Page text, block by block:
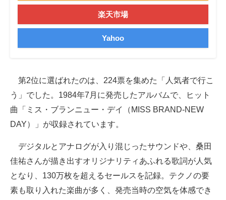
楽天市場
Yahoo
第2位に選ばれたのは、224票を集めた「人気者で行こ
う」でした。1984年7月に発売したアルバムで、ヒット
曲「ミス・ブランニュー・デイ（MISS BRAND-NEW
DAY）」が収録されています。
デジタルとアナログが入り混じったサウンドや、桑田
佳祐さんが描き出すオリジナリティあふれる歌詞が人気
となり、130万枚を超えるセールスを記録。テクノの要
素も取り入れた楽曲が多く、発売当時の空気を体感でき